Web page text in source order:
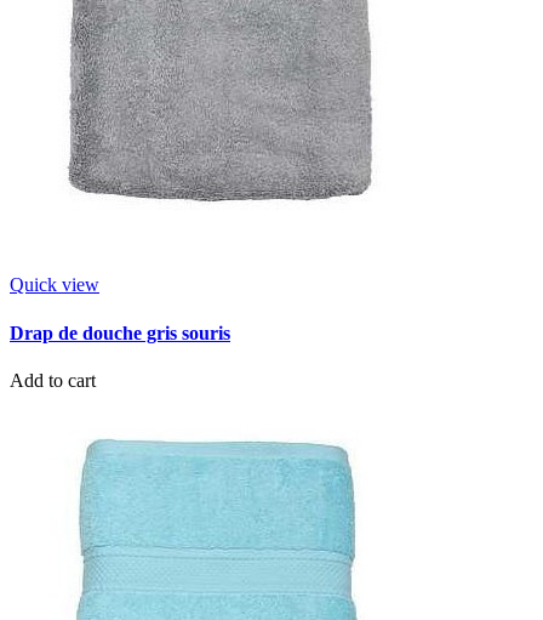
Quick view
Drap de douche gris souris
Add to cart